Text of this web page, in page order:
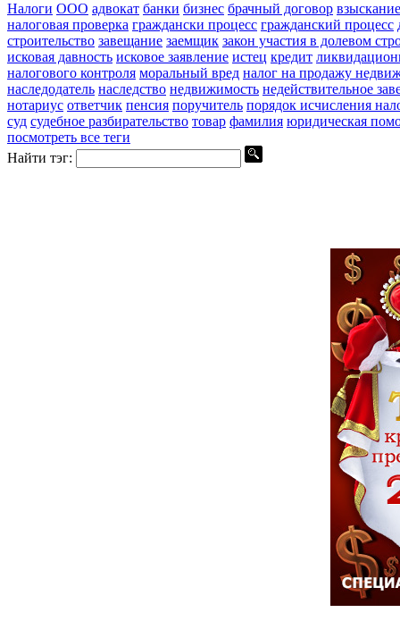
Налоги ООО адвокат банки бизнес брачный договор
налоговая проверка граждански процесс гражданский процесс
строительство завещание заемщик закон участия в долевом
исковая давность исковое заявление истец кредит
налогового контроля моральный вред налог на продажу
наследодатель наследство недвижимость недействительное
нотариус ответчик пенсия поручитель порядок исчисления
суд судебное разбирательство товар фамилия юридическая
посмотреть все теги
Найти тэг: